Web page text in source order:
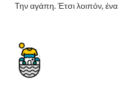
Την αγάπη. Έτσι λοιπόν, ένα
είναι ακόμη μια σειρά με
μπλούζες αλλά ένα μέσο
έκφρασης. Κι ίσως έτσι